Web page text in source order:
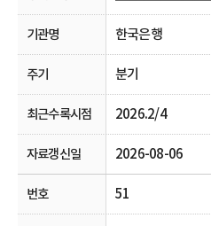
한국은행
분기
2026.2/4
2026-08-06
51